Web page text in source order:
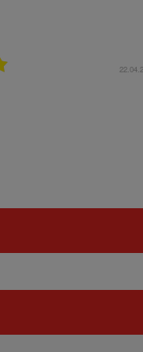
excellent emballage, mais